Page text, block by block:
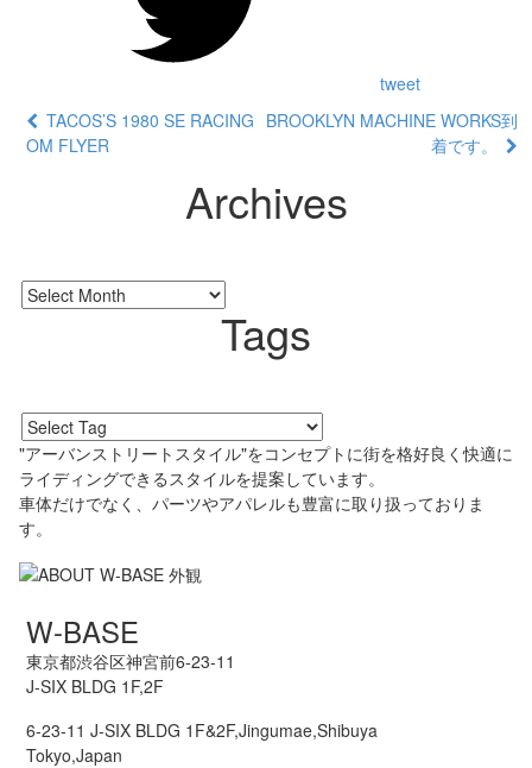
tweet
TACOS’S 1980 SE RACING
OM FLYER
BROOKLYN MACHINE WORKS到
着です。
Archives
Tags
"アーバンストリートスタイル"をコンセプトに街を格好良く快適に
ライディングできるスタイルを提案しています。
車体だけでなく、パーツやアパレルも豊富に取り扱っておりま
す。
W-BASE
東京都渋谷区神宮前6-23-11
J-SIX BLDG 1F,2F
6-23-11 J-SIX BLDG 1F&2F,Jingumae,Shibuya
Tokyo,Japan